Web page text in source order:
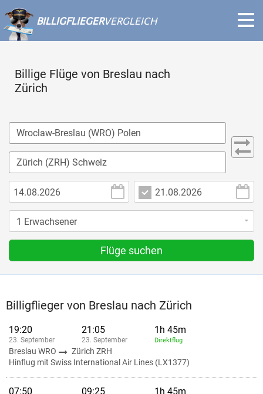
BILLIGFLIEGERVERGLEICH
Billige Flüge von Breslau nach
Zürich
Flüge suchen
Billigflieger von Breslau nach Zürich
19:20
23. September
21:05
23. September
1h 45m
Direktflug
Breslau WRO
Zürich ZRH
Hinflug mit Swiss International Air Lines (LX1377)
07:50 09:25 1h 45m